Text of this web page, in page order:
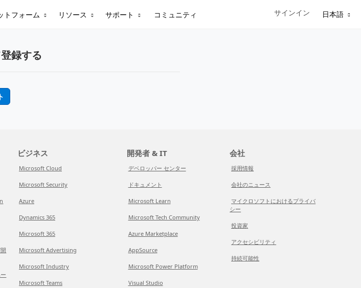
トフォーム リソース サポート コミュニティ Sign in to your account
サインイン 日本語
録する
ビジネス
Microsoft Cloud
Microsoft Security
Azure
Dynamics 365
Microsoft 365
Microsoft Advertising
Microsoft Industry
Microsoft Teams
開発者 & IT
デベロッパー センター
ドキュメント
Microsoft Learn
Microsoft Tech Community
Azure Marketplace
AppSource
Microsoft Power Platform
Visual Studio
会社
採用情報
会社のニュース
マイクロソフトにおけるプライバ
シー
投資家
アクセシビリティ
持続可能性